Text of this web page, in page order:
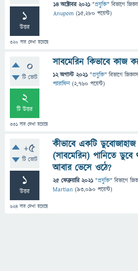
1
উত্তর
320 বার দেখা হয়েছে
14 অক্টোবর 2021 "প্রযুক্তি" বিভাগে
Anupom (15,280 পয়েন্ট)
0
টি ভোট
2
টি উত্তর
331 বার দেখা হয়েছে
সাবমেরিন কিভাবে কাজ
12 অগাস্ট 2021 "প্রযুক্তি" বিভাগে
প্যারাফিন (2,760 পয়েন্ট)
+5
টি ভোট
1
উত্তর
624 বার দেখা হয়েছে
কীভাবে একটি ডুবোজাহাজ
(সাবমেরিন) পানিতে ডুবে
আবার ভেসে ওঠে?
25 ফেব্রুয়ারি 2021 "প্রযুক্তি" বিভাগে
Martian (93,090 পয়েন্ট)